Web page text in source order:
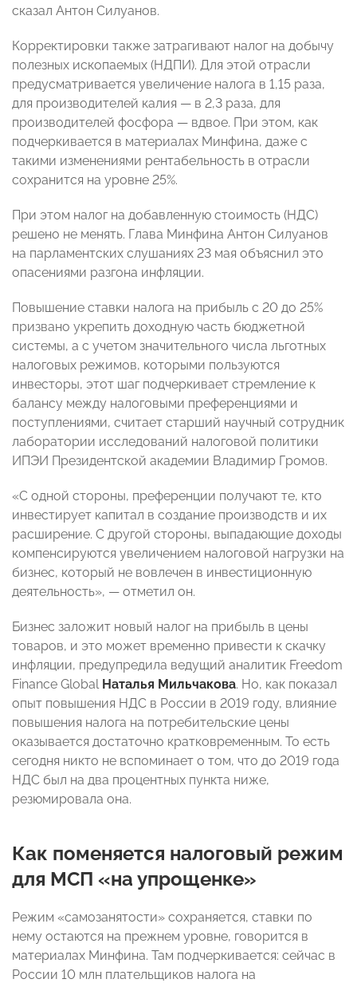
сказал Антон Силуанов.
Корректировки также затрагивают налог на добычу
полезных ископаемых (НДПИ). Для этой отрасли
предусматривается увеличение налога в 1,15 раза,
для производителей калия — в 2,3 раза, для
производителей фосфора — вдвое. При этом, как
подчеркивается в материалах Минфина, даже с
такими изменениями рентабельность в отрасли
сохранится на уровне 25%.
При этом налог на добавленную стоимость (НДС)
решено не менять. Глава Минфина Антон Силуанов
на парламентских слушаниях 23 мая объяснил это
опасениями разгона инфляции.
Повышение ставки налога на прибыль с 20 до 25%
призвано укрепить доходную часть бюджетной
системы, а с учетом значительного числа льготных
налоговых режимов, которыми пользуются
инвесторы, этот шаг подчеркивает стремление к
балансу между налоговыми преференциями и
поступлениями, считает старший научный сотрудник
лаборатории исследований налоговой политики
ИПЭИ Президентской академии Владимир Громов.
«С одной стороны, преференции получают те, кто
инвестирует капитал в создание производств и их
расширение. С другой стороны, выпадающие доходы
компенсируются увеличением налоговой нагрузки на
бизнес, который не вовлечен в инвестиционную
деятельность», — отметил он.
Бизнес заложит новый налог на прибыль в цены
товаров, и это может временно привести к скачку
инфляции, предупредила ведущий аналитик Freedom
Finance Global Наталья Мильчакова. Но, как показал
опыт повышения НДС в России в 2019 году, влияние
повышения налога на потребительские цены
оказывается достаточно кратковременным. То есть
сегодня никто не вспоминает о том, что до 2019 года
НДС был на два процентных пункта ниже,
резюмировала она.
Как поменяется налоговый режим
для МСП «на упрощенке»
Режим «самозанятости» сохраняется, ставки по
нему остаются на прежнем уровне, говорится в
материалах Минфина. Там подчеркивается: сейчас в
России 10 млн плательщиков налога на